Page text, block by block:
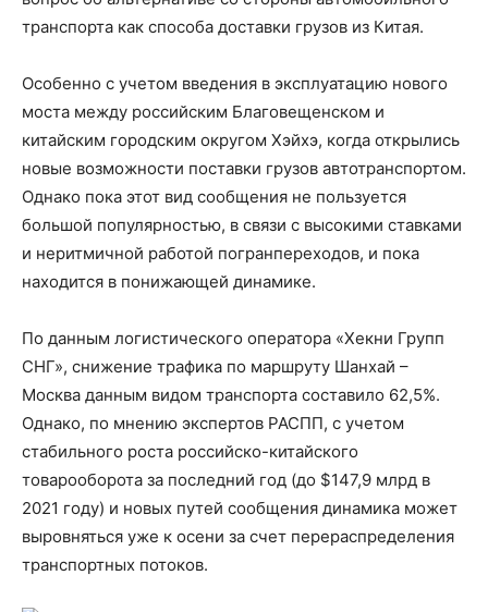
транспорта как способа доставки грузов из Китая.
Особенно с учетом введения в эксплуатацию нового
моста между российским Благовещенском и
китайским городским округом Хэйхэ, когда открылись
новые возможности поставки грузов автотранспортом.
Однако пока этот вид сообщения не пользуется
большой популярностью, в связи с высокими ставками
и неритмичной работой погранпереходов, и пока
находится в понижающей динамике.
По данным логистического оператора «Хекни Групп
СНГ», снижение трафика по маршруту Шанхай –
Москва данным видом транспорта составило 62,5%.
Однако, по мнению экспертов РАСПП, с учетом
стабильного роста российско-китайского
товарооборота за последний год (до $147,9 млрд в
2021 году) и новых путей сообщения динамика может
выровняться уже к осени за счет перераспределения
транспортных потоков.